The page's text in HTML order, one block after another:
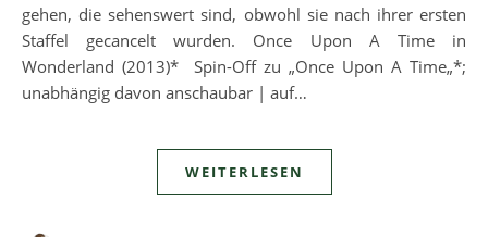
gehen, die sehenswert sind, obwohl sie nach ihrer ersten
Staffel gecancelt wurden. Once Upon A Time in
Wonderland (2013)* Spin-Off zu „Once Upon A Time„*;
unabhängig davon anschaubar | auf…
WEITERLESEN